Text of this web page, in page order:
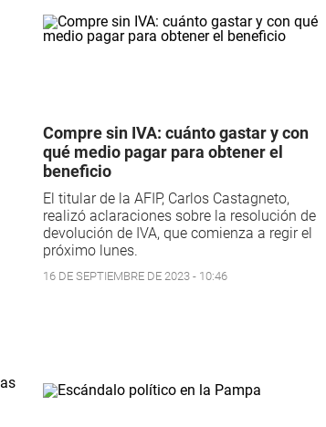
Compre sin IVA: cuánto gastar y con
qué medio pagar para obtener el
beneficio
El titular de la AFIP, Carlos Castagneto,
realizó aclaraciones sobre la resolución de
devolución de IVA, que comienza a regir el
próximo lunes.
16 DE SEPTIEMBRE DE 2023 - 10:46